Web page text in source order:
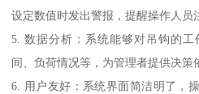
设定数值时发出警报，提醒操作人员
5. 数据分析：系统能够对吊钩的
间、负荷情况等，为管理者提供决策
6. 用户友好：系统界面简洁明了，